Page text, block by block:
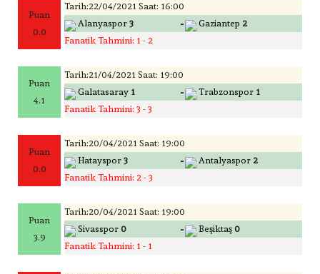
Puan
0.0
Tarih:22/04/2021 Saat: 16:00
Alanyaspor 3 - Gaziantep 2
Fanatik Tahmini: 1 - 2
Puan
4.1
Tarih:21/04/2021 Saat: 19:00
Galatasaray 1 - Trabzonspor 1
Fanatik Tahmini: 3 - 3
Puan
0.0
Tarih:20/04/2021 Saat: 19:00
Hatayspor 3 - Antalyaspor 2
Fanatik Tahmini: 2 - 3
Puan
3.9
Tarih:20/04/2021 Saat: 19:00
Sivasspor 0 - Beşiktaş 0
Fanatik Tahmini: 1 - 1